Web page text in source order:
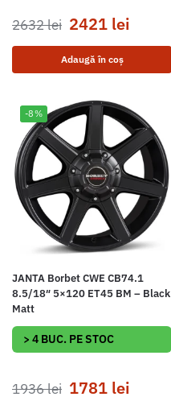
2632lei 2421 lei
Adaugă în coș
-8%
JANTA Borbet CWE CB74.1
8.5/18″ 5×120 ET45 BM – Black
Matt
> 4 BUC. PE STOC
1936lei 1781 lei